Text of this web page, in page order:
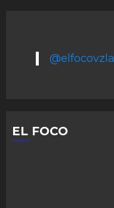
@elfocovzla
EL FOCO